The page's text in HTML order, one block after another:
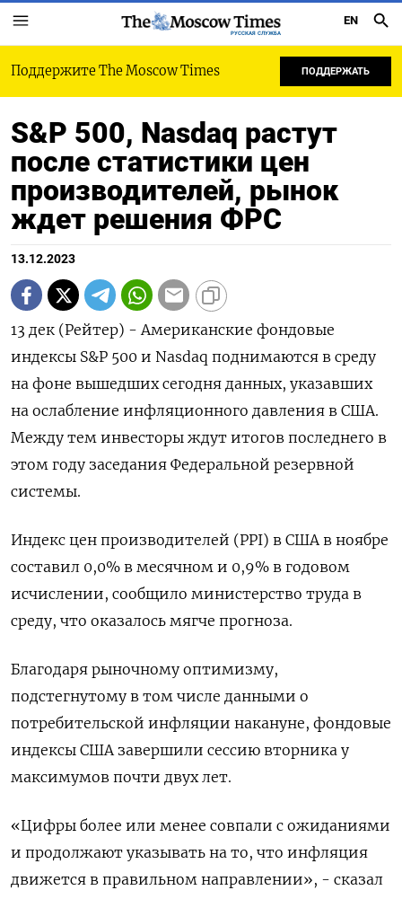
РУССКАЯ СЛУЖБА
EN
Поддержите The Moscow Times ПОДДЕРЖАТЬ
S&P 500, Nasdaq растут
после статистики цен
производителей, рынок
ждет решения ФРС
13.12.2023
13 дек (Рейтер) - Американские фондовые
индексы S&P 500 и Nasdaq поднимаются в среду
на фоне вышедших сегодня данных, указавших
на ослабление инфляционного давления в США.
Между тем инвесторы ждут итогов последнего в
этом году заседания Федеральной резервной
системы.
Индекс цен производителей (PPI) в США в ноябре
составил 0,0% в месячном и 0,9% в годовом
исчислении, сообщило министерство труда в
среду, что оказалось мягче прогноза.
Благодаря рыночному оптимизму,
подстегнутому в том числе данными о
потребительской инфляции накануне, фондовые
индексы США завершили сессию вторника у
максимумов почти двух лет.
«Цифры более или менее совпали с ожиданиями
и продолжают указывать на то, что инфляция
движется в правильном направлении», - сказал